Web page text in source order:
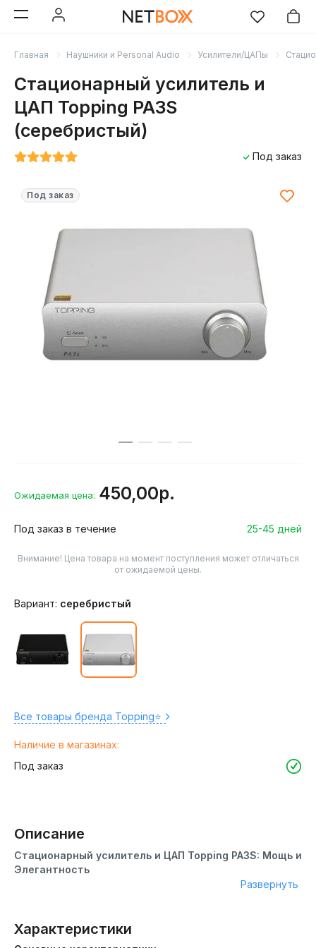
Главная Наушники и Personal Audio Усилители/ЦАПы
Стационарный усилитель и
ЦАП Topping PA3S
(серебристый)
Под заказ
Под заказ
Ожидаемая цена: 450,00р.
Под заказ в течение 25-45 дней
Внимание! Цена товара на момент поступления может отличаться
от ожидаемой цены.
Вариант: серебристый
Все товары бренда Topping⭐️
Наличие в магазинах:
Под заказ
Описание
Стационарный усилитель и ЦАП Topping PA3S: Мощь и
Элегантность
дизайн. Topping PA3S – это компактный усилитель,
который обеспечивает мощность 2x 80 Вт при 4 Ом. Он
Развернуть
Характеристики